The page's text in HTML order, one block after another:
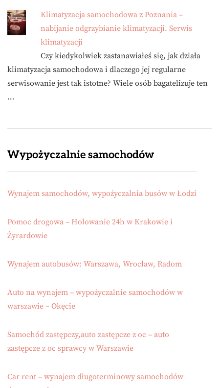
Klimatyzacja samochodowa z Poznania –
nabijanie odgrzybianie klimatyzacji. Serwis
klimatyzacji
Czy kiedykolwiek zastanawiałeś się, jak działa
klimatyzacja samochodowa i dlaczego jej regularne
serwisowanie jest tak istotne? Wiele osób bagatelizuje ten
…
Wypożyczalnie samochodów
Wynajem samochodów, wypożyczalnia busów w Łodzi
Pomoc drogowa – Holowanie 24h w Krakowie i
Żyrardowie
Wynajem autobusów: Warszawa, Wrocław, Radom
Auto na wynajem – wypożyczalnie samochodów w
warszawie – Okęcie
Samochód zastępczy,auto zastępcze z oc – auto
zastępcze z oc sprawcy w Warszawie
Car rent – wynajem długoterminowy samochodów